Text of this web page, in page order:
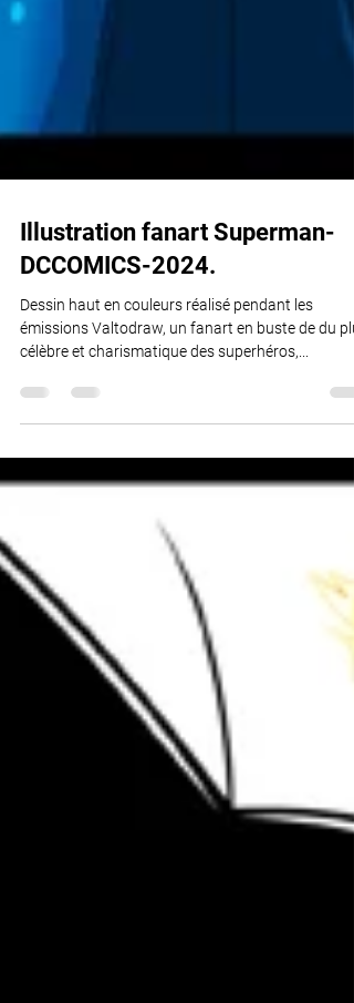
Illustration fanart Superman-
DCCOMICS-2024.
Dessin haut en couleurs réalisé pendant les
célèbre et charismatique des superhéros,...